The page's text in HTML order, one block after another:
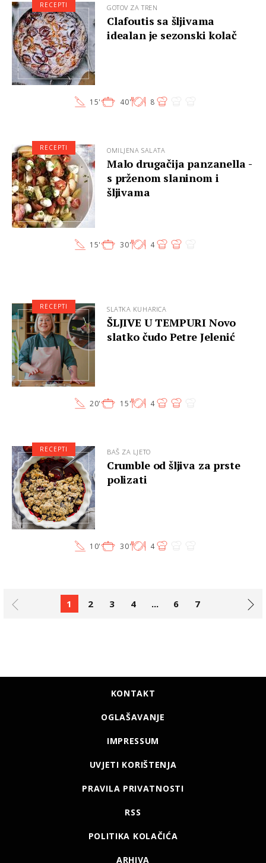
GOTOV ZA TREN
Clafoutis sa šljivama
idealan je sezonski kolač
15' 40' 8
RECEPTI
OMILJENA SALATA
Malo drugačija panzanella -
s prženom slaninom i
šljivama
15' 30' 4
RECEPTI
SLATKA KUHARICA
ŠLJIVE U TEMPURI Novo
slatko čudo Petre Jelenić
20' 15' 4
RECEPTI
BAŠ ZA LJETO
Crumble od šljiva za prste
polizati
10' 30' 4
RECEPTI
1 2 3 4 ... 6 7
KONTAKT
OGLAŠAVANJE
IMPRESSUM
UVJETI KORIŠTENJA
PRAVILA PRIVATNOSTI
RSS
POLITIKA KOLAČIĆA
ARHIVA